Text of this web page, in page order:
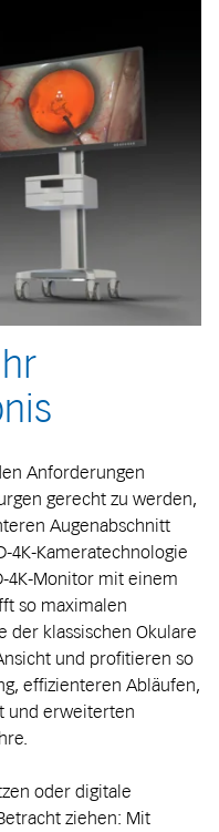
Anforderungen
gerecht zu werden,
Augenabschnitt
4K-Kameratechnologie
4K-Monitor mit einem
so maximalen
der klassischen Okulare
und profitieren so
effizienteren Abläufen,
und erweiterten
oder digitale
ziehen: Mit